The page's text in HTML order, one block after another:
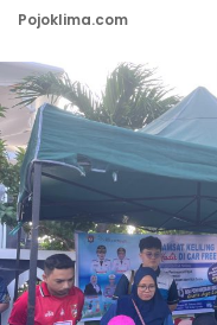
Pojoklima.com